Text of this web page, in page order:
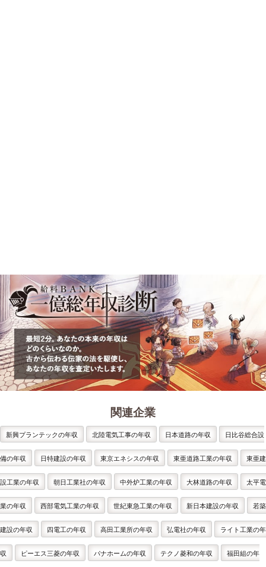
関連企業
新興プランテックの年収 北陸電気工事の年収 日本道路の年収 日比谷総合設
備の年収 日特建設の年収 東京エネシスの年収 東亜道路工業の年収 東亜建
設工業の年収 朝日工業社の年収 中外炉工業の年収 大林道路の年収 太平電
業の年収 西部電気工業の年収 世紀東急工業の年収 新日本建設の年収 若築
建設の年収 四電工の年収 高田工業所の年収 弘電社の年収 ライト工業の年
収 ピーエス三菱の年収 パナホームの年収 テクノ菱和の年収 福田組の年